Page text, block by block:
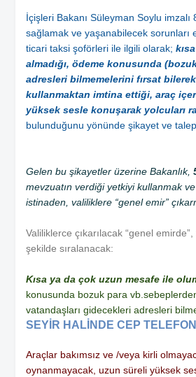
İçişleri Bakanı Süleyman Soylu
sağlamak ve yaşanabilecek sorunları
ticari taksi şoförleri ile ilgili olarak;
almadığı, ödeme konusunda
adresleri bilmemelerini fırsat
kullanmaktan imtina ettiği, araç
yüksek sesle konuşarak yolcuları
bulunduğunu yönünde şikayet ve
Gelen bu şikayetler üzerine Bakanlık,
mevzuatın verdiği yetkiyi kullanmak
istinaden, valiliklere “genel emir”
Valiliklerce çıkarılacak “genel
şekilde sıralanacak:
Kısa ya da çok uzun mesafe ile
konusunda bozuk para
vatandaşları gidecekleri adresleri
SEYİR HALİNDE CEP
Araçlar bakımsız ve /veya kirli
oynanmayacak, uzun süreli yüksek